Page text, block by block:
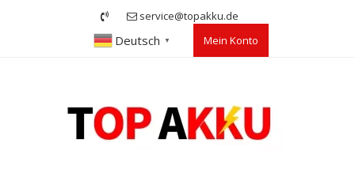
service@topakku.de
Deutsch ▼ Mein Konto